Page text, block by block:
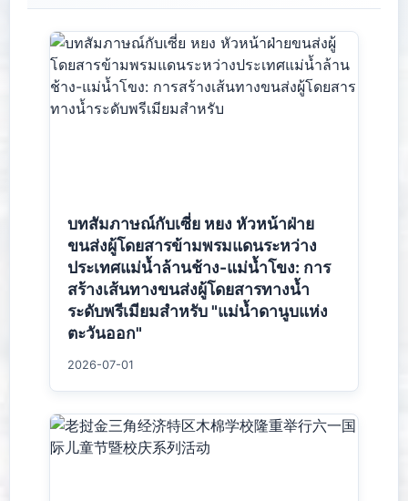
บทสัมภาษณ์กับเซี่ย หยง หัวหน้าฝ่าย
ขนส่งผู้โดยสารข้ามพรมแดนระหว่าง
ประเทศแม่น้ำล้านช้าง-แม่น้ำโขง: การ
สร้างเส้นทางขนส่งผู้โดยสารทางน้ำ
ระดับพรีเมียมสำหรับ "แม่น้ำดานูบแห่ง
ตะวันออก"
2026-07-01